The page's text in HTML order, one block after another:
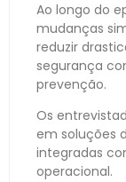
Ao longo do
mudanças
reduzir
segurança
prevenção.
Os
em soluções
integradas
operacional.